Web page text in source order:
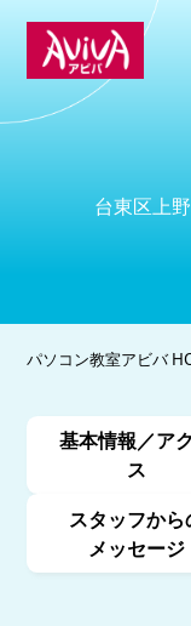
台東区上
パソコン教室アビバ
基本情報／ア
ス
スタッフから
メッセージ